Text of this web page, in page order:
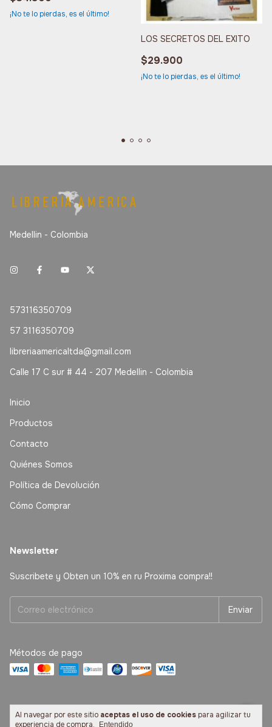
Al navegar por este sitio aceptas el uso de cookies para agilizar tu
experiencia de compra.
Entendido
¡No te lo pierdas, es el último!
LOS SECRETOS DEL EXITO
$29.900
¡No te lo pierdas, es el último!
Medellin - Colombia
573116350709
57 3116350709
libreriaamericaltda@gmail.com
Calle 17 C sur # 44 - 207 Medellin - Colombia
Inicio
Productos
Contacto
Quiénes Somos
Política de Devolución
Cómo Comprar
Newsletter
Suscribete y Obten un 10% en ru Proxima compra!!
Métodos de pago
Copyright Libreria America - 2026. Todos los derechos reservados.